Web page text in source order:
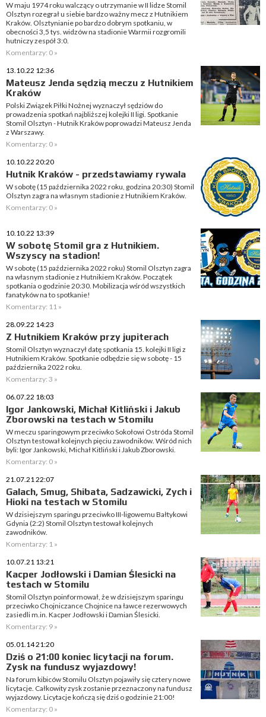
W maju 1974 roku walczący o utrzymanie w II lidze Stomil
Olsztyn rozegrał u siebie bardzo ważny mecz z Hutnikiem
Kraków. Olsztynianie po bardzo dobrym spotkaniu, w
obecności 3,5 tys. widzów na stadionie Warmii rozgromili
hutniczy zespół 3:0.
Komentarzy: 0 »
13.10.22 12:36
Mateusz Jenda sędzią meczu z Hutnikiem
Kraków
Polski Związek Piłki Nożnej wyznaczył sędziów do
prowadzenia spotkań najbliższej kolejki II ligi. Spotkanie
Stomil Olsztyn - Hutnik Kraków poprowadzi Mateusz Jenda
z Warszawy.
Komentarzy: 0 »
10.10.22 20:20
Hutnik Kraków - przedstawiamy rywala
W sobotę (15 października 2022 roku, godzina 20:30) Stomil
Olsztyn zagra na własnym stadionie z Hutnikiem Kraków.
Komentarzy: 0 »
10.10.22 13:39
W sobotę Stomil gra z Hutnikiem.
Wszyscy na stadion!
W sobotę (15 października 2022 roku) Stomil Olsztyn zagra
na własnym stadionie z Hutnikiem Kraków. Początek
spotkania o godzinie 20:30. Mobilizacja wśród wszystkich
fanatyków na to spotkanie!
Komentarzy: 11 »
28.09.22 14:23
Z Hutnikiem Kraków przy jupiterach
Stomil Olsztyn wyznaczył datę spotkania 15. kolejki II ligi z
Hutnikiem Kraków. Spotkanie odbędzie się w sobotę - 15
października 2022 roku.
Komentarzy: 3 »
06.07.22 18:03
Igor Jankowski, Michał Kitliński i Jakub
Zborowski na testach w Stomilu
W meczu sparingowym przeciwko Sokołowi Ostróda Stomil
Olsztyn testował kolejnych pięciu zawodników. Wśród nich
byli: Igor Jankowski, Michał Kitliński i Jakub Zborowski.
Komentarzy: 0 »
21.07.21 22:07
Galach, Smug, Shibata, Sadzawicki, Zych i
Hioki na testach w Stomilu
W dzisiejszym sparingu przeciwko III-ligowemu Bałtykowi
Gdynia (2:2) Stomil Olsztyn testował kolejnych
zawodników.
Komentarzy: 1 »
10.07.21 13:21
Kacper Jodłowski i Damian Ślesicki na
testach w Stomilu
Stomil Olsztyn poinformował, że w dzisiejszym sparingu
przeciwko Chojniczance Chojnice na ławce rezerwowych
zasiedli m.in. Kacper Jodłowski i Damian Ślesicki.
Komentarzy: 9 »
05.01.14 21:20
Dziś o 21:00 koniec licytacji na forum.
Zysk na fundusz wyjazdowy!
Na forum kibiców Stomilu Olsztyn pojawiły się cztery nowe
licytacje. Całkowity zysk zostanie przeznaczony na fundusz
wyjazdowy. Licytacje kończą się dziś o godzinie 21:00!
Komentarzy: 0 »